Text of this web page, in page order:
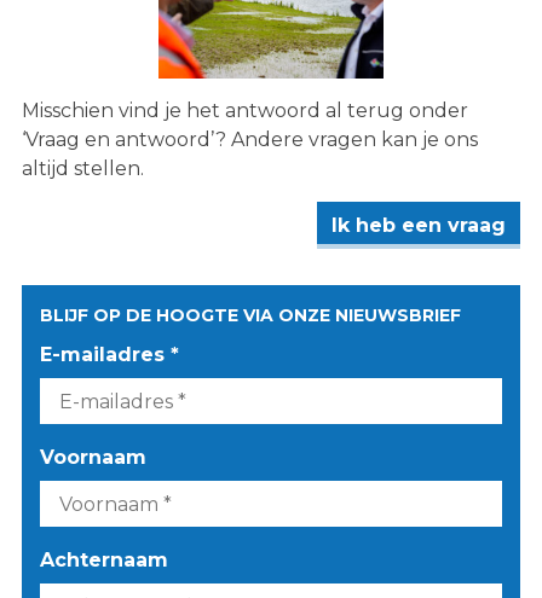
Misschien vind je het antwoord al terug onder
‘Vraag en antwoord’? Andere vragen kan je ons
altijd stellen.
Ik heb een vraag
BLIJF OP DE HOOGTE VIA ONZE NIEUWSBRIEF
E-mailadres *
Voornaam
Achternaam